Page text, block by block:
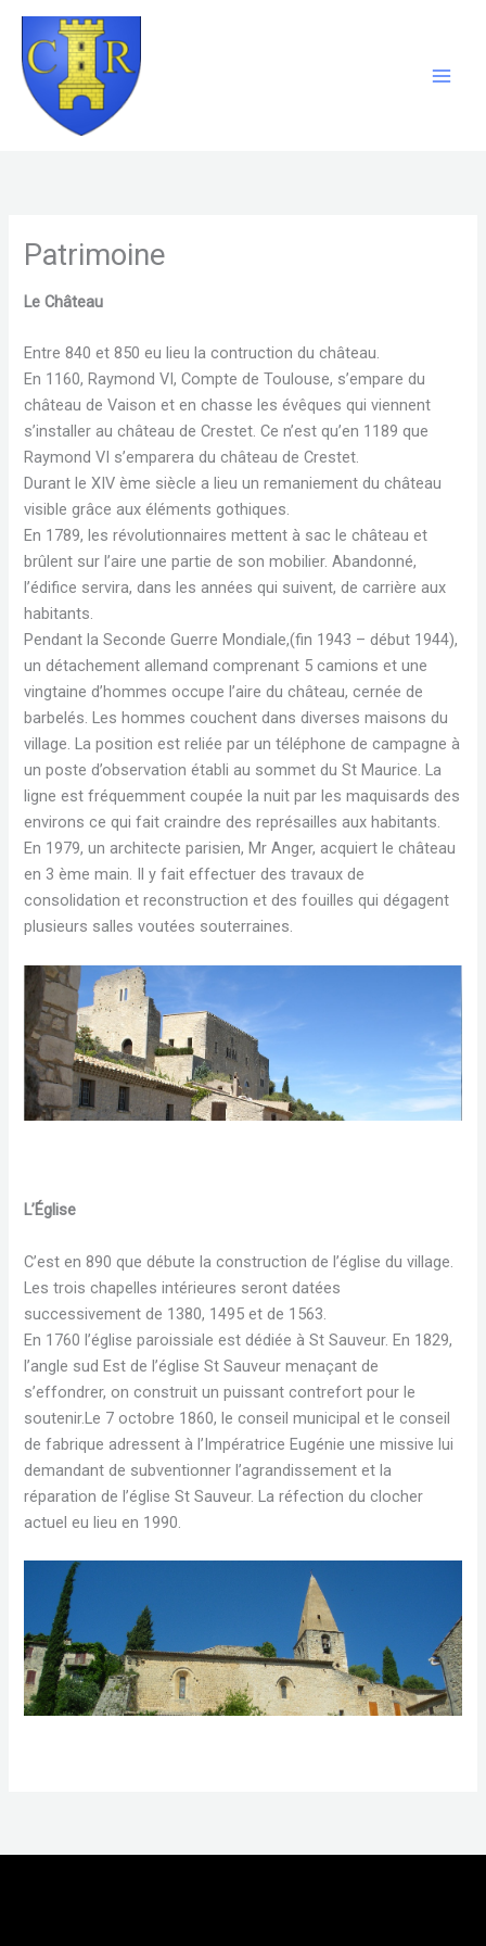
Aller
contenu
Patrimoine
Le Château
Entre 840 et 850 eu lieu la contruction du château.
En 1160, Raymond VI, Compte de Toulouse, s’empare du
château de Vaison et en chasse les évêques qui viennent
s’installer au château de Crestet. Ce n’est qu’en 1189 que
Raymond VI s’emparera du château de Crestet.
Durant le XIV ème siècle a lieu un remaniement du château
visible grâce aux éléments gothiques.
En 1789, les révolutionnaires mettent à sac le château et
brûlent sur l’aire une partie de son mobilier. Abandonné,
l’édifice servira, dans les années qui suivent, de carrière aux
habitants.
Pendant la Seconde Guerre Mondiale,(fin 1943 – début 1944),
un détachement allemand comprenant 5 camions et une
vingtaine d’hommes occupe l’aire du château, cernée de
barbelés. Les hommes couchent dans diverses maisons du
village. La position est reliée par un téléphone de campagne à
un poste d’observation établi au sommet du St Maurice. La
ligne est fréquemment coupée la nuit par les maquisards des
environs ce qui fait craindre des représailles aux habitants.
En 1979, un architecte parisien, Mr Anger, acquiert le château
en 3 ème main. Il y fait effectuer des travaux de
consolidation et reconstruction et des fouilles qui dégagent
plusieurs salles voutées souterraines.
L’Église
C’est en 890 que débute la construction de l’église du village.
Les trois chapelles intérieures seront datées
successivement de 1380, 1495 et de 1563.
En 1760 l’église paroissiale est dédiée à St Sauveur. En 1829,
l’angle sud Est de l’église St Sauveur menaçant de
s’effondrer, on construit un puissant contrefort pour le
soutenir.Le 7 octobre 1860, le conseil municipal et le conseil
de fabrique adressent à l’Impératrice Eugénie une missive lui
demandant de subventionner l’agrandissement et la
réparation de l’église St Sauveur. La réfection du clocher
actuel eu lieu en 1990.